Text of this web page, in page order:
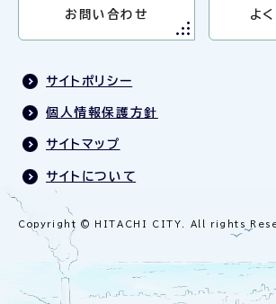
お問い合わせ よ
サイトポリシー
個人情報保護方針
サイトマップ
サイトについて
Copyright © HITACHI CITY. All rights